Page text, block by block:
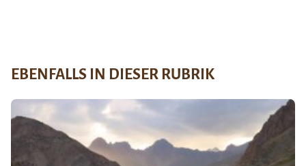
EBENFALLS IN DIESER RUBRIK